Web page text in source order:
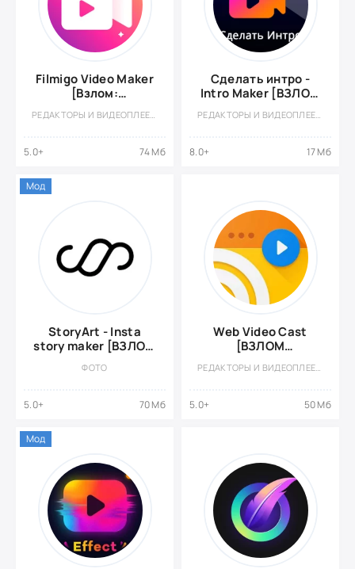
Filmigo Video Maker
[Взлом:
РЕДАКТОРЫ И ВИДЕОПЛЕЕРЫ
5.0+ 74 Мб
Сделать интро -
Intro Maker [ВЗЛОМ
Премиум]
РЕДАКТОРЫ И ВИДЕОПЛЕЕРЫ
8.0+ 17 Мб
StoryArt - Insta
story maker [ВЗЛОМ
PRO]
ФОТО
5.0+ 70 Мб
Мод
Web Video Cast
[ВЗЛОМ
Премиум]
РЕДАКТОРЫ И ВИДЕОПЛЕЕРЫ
5.0+ 50 Мб
Мод